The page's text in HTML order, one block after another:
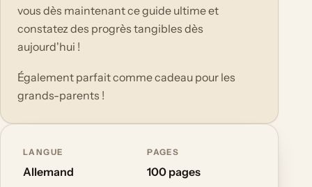
vous dès maintenant ce guide ultime et
constatez des progrès tangibles dès
aujourd'hui !
Également parfait comme cadeau pour les
grands-parents !
LANGUE
Allemand
PAGES
100 pages